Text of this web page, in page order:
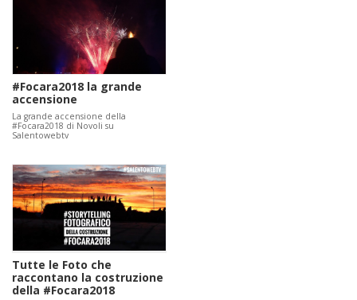
#Focara2018 la grande
accensione
La grande accensione della
#Focara2018 di Novoli su
Salentowebtv
Tutte le Foto che
raccontano la costruzione
della #Focara2018